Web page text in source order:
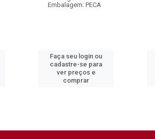
Embalagem: PECA
Faça seu login ou
cadastre-se para
ver preços e
comprar